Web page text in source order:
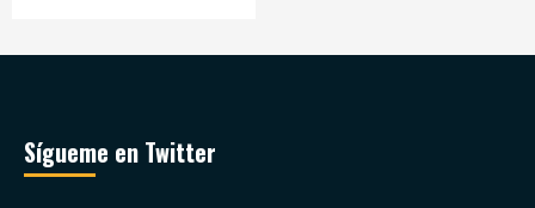
Sígueme en Twitter